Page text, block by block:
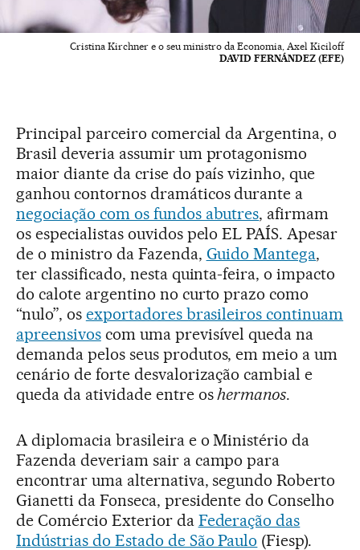
Cristina Kirchner e o seu ministro da Economia, Axel Kiciloff
DAVID FERNÁNDEZ (EFE)
Principal parceiro comercial da Argentina, o
Brasil deveria assumir um protagonismo
maior diante da crise do país vizinho, que
ganhou contornos dramáticos durante a
negociação com os fundos abutres, afirmam
os especialistas ouvidos pelo EL PAÍS. Apesar
de o ministro da Fazenda, Guido Mantega,
ter classificado, nesta quinta-feira, o impacto
do calote argentino no curto prazo como
“nulo”, os exportadores brasileiros continuam
apreensivoscom uma previsível queda na
demanda pelos seus produtos, em meio a um
cenário de forte desvalorização cambial e
queda da atividade entre oshermanos.
A diplomacia brasileira e o Ministério da
Fazenda deveriam sair a campo para
encontrar uma alternativa, segundo Roberto
Gianetti da Fonseca, presidente do Conselho
de Comércio Exterior da Federação das
Indústrias do Estado de São Paulo (Fiesp).